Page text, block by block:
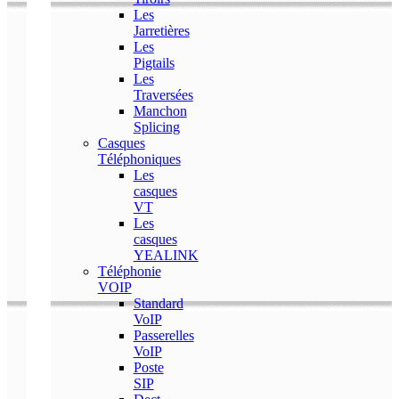
Les
Jarretières
Les
Pigtails
Les
Traversées
Manchon
Splicing
Casques
Téléphoniques
Les
casques
VT
Les
casques
YEALINK
Téléphonie
VOIP
Standard
VoIP
Passerelles
VoIP
Poste
SIP